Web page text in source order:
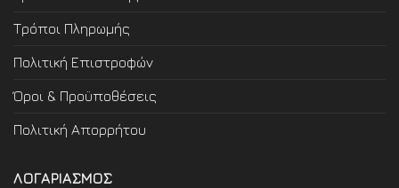
Τρόποι Πληρωμής
Πολιτική Επιστροφών
Όροι & Προϋποθέσεις
Πολιτική Απορρήτου
ΛΟΓΑΡΙΑΣΜΟΣ